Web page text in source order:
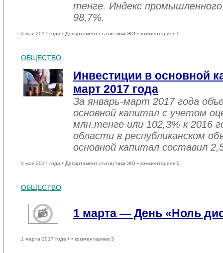
тенге. Индекс
98,7%.
3 мая 2017 года • Департамент статистики ЖО • комментариев 0
ОБЩЕСТВО
Инвестиции в основной
март 2017 года
За январь-март 2017 года
основной капитал с учетом
млн.тенге или 102,3% к 2016
области в республиканском
основной капитал составил
3 мая 2017 года • Департамент статистики ЖО • комментариев 2
ОБЩЕСТВО
1 марта — День «Ноль
1 марта 2017 года • • комментариев 3